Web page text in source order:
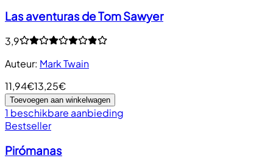
Las aventuras de Tom Sawyer
3,9
Auteur: Mark Twain
11,94€13,25€
Toevoegen aan winkelwagen
1 beschikbare aanbieding
Bestseller
Pirómanas